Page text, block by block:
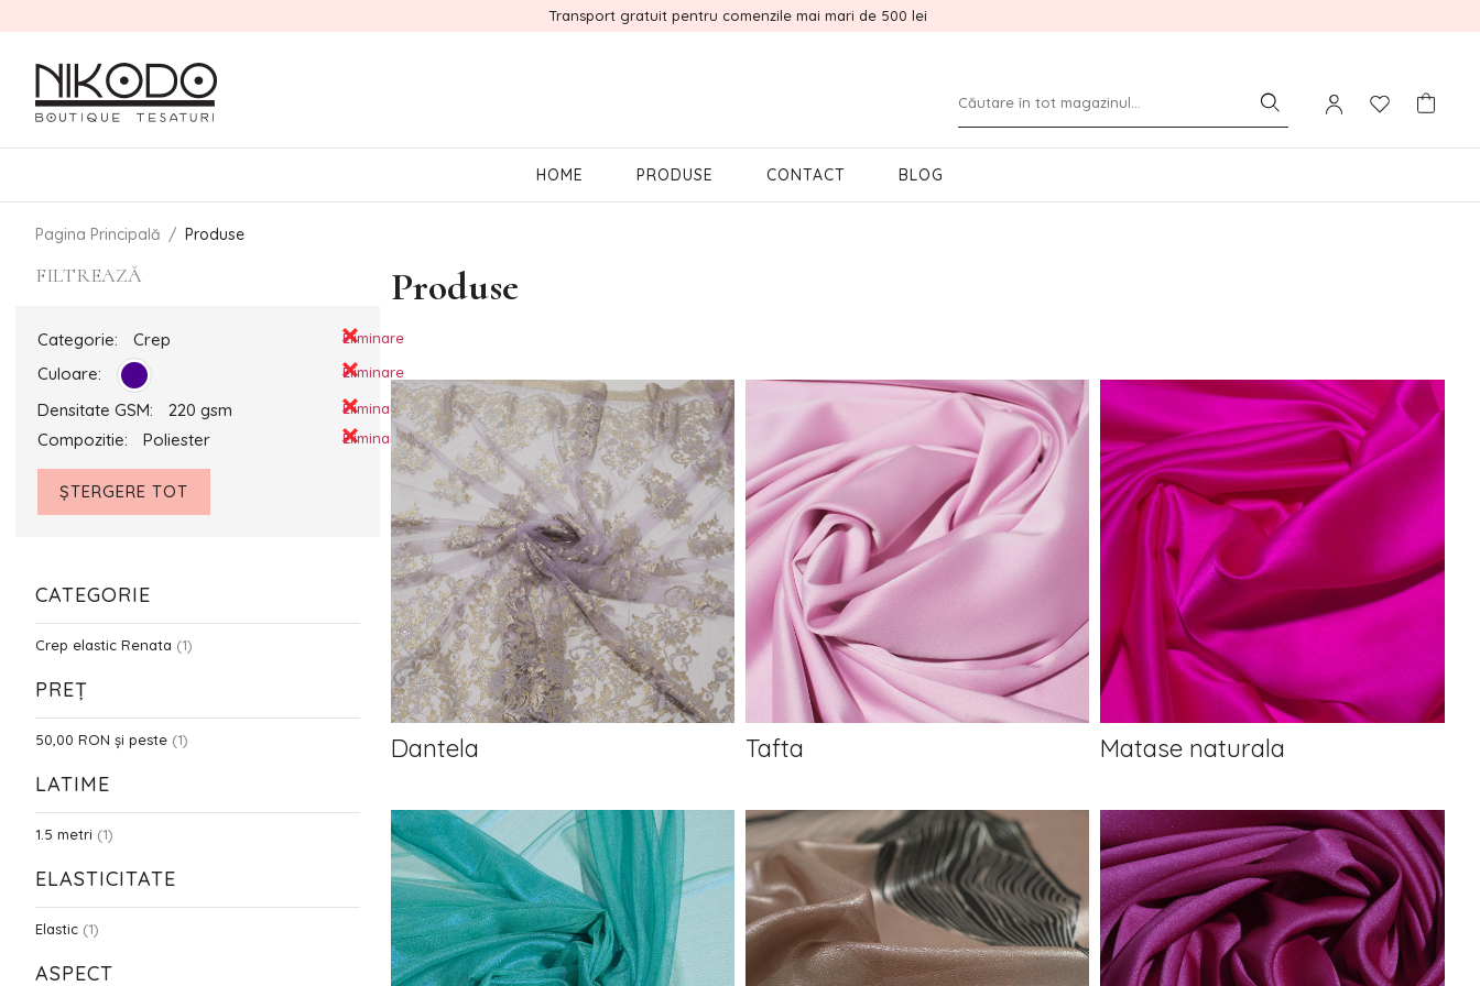
Transport gratuit pentru comenzile mai mari de 500 lei
HOME PRODUSE CONTACT BLOG
Pagina Principală / Produse
FILTREAZĂ
Categorie: Crep Eliminare
Culoare: Eliminare
Densitate GSM: 220 gsm Eliminare
Compozitie: Poliester Eliminare
ȘTERGERE TOT
CATEGORIE
Crep elastic Renata (1)
PREȚ
50,00 RON și peste (1)
LATIME
1.5 metri (1)
ELASTICITATE
Elastic (1)
ASPECT
Produse
Dantela Tafta Matase naturala